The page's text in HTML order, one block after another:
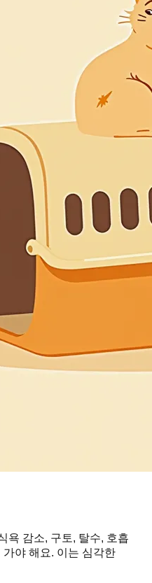
욕 감소, 구토, 탈수, 호흡
야 해요. 이는 심각한